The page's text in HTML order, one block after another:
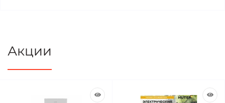
Акции